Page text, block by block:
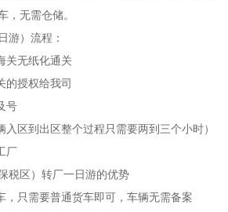
，无需仓储。
游）流程：
关无纸化通关
的授权给我司
号
区到出区整个过程只需要两到三个小时）
厂
税区）转厂一日游的优势
，只需要普通货车即可，车辆无需备案